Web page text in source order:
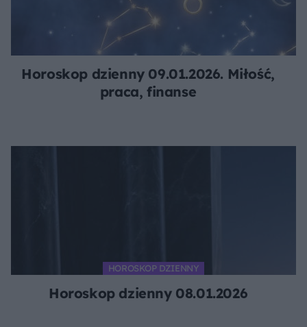
Horoskop dzienny 09.01.2026. Miłość,
praca, finanse
HOROSKOP DZIENNY
Horoskop dzienny 08.01.2026